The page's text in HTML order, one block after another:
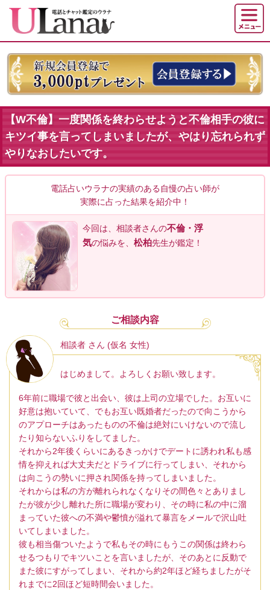
【W不倫】一度関係を終わらせようと不倫相手の彼に
キツイ事を言ってしまいましたが、やはり忘れられず
やりなおしたいです。
電話占いウラナの実績のある自慢の占い師が
実際に占った結果を紹介中！
今回は、相談者さんの不倫・浮
気の悩みを、松柏先生が鑑定！
ご相談内容
相談者 さん (仮名 女性)
はじめまして。よろしくお願い致します。
6年前に職場で彼と出会い、彼は上司の立場でした。お互いに
好意は抱いていて、でもお互い既婚者だったので向こうから
のアプローチはあったものの不倫は絶対にいけないので流し
たり知らないふりをしてました。
それから2年後くらいにあるきっかけでデートに誘われ私も感
情を抑えれば大丈夫だとドライブに行ってしまい、それから
は向こうの勢いに押され関係を持ってしまいました。
それからは私の方が離れられなくなりその間色々とありまし
たが彼が少し離れた所に職場が変わり、その時に私の中に溜
まっていた彼への不満や鬱憤が溢れて暴言をメールで沢山吐
いてしまいました。
彼も相当傷ついたようで私もその時にもうこの関係は終わら
せるつもりでキツいことを言いましたが、そのあとに反動で
また彼にすがってしまい、それから約2年ほど経ちましたがそ
れまでに2回ほど短時間会いました。